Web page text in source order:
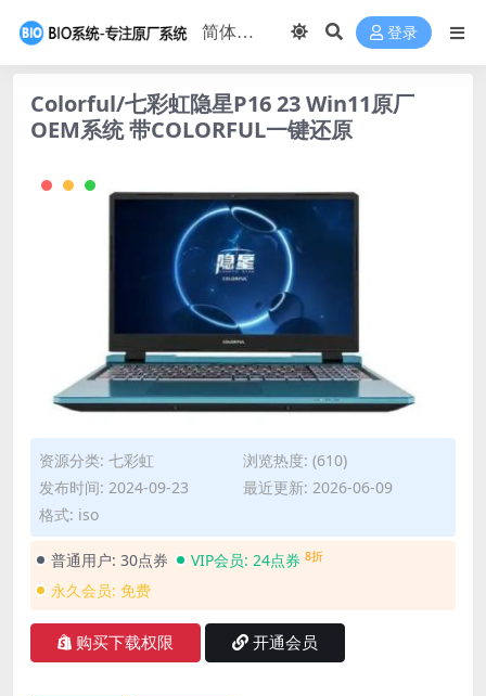
登录
Colorful/七彩虹隐星P16 23 Win11原厂
OEM系统 带COLORFUL一键还原
资源分类: 七彩虹
浏览热度: (610)
发布时间: 2024-09-23
最近更新: 2026-06-09
格式: iso
普通用户: 30点券 VIP会员: 24点券 8折
永久会员: 免费
购买下载权限 开通会员